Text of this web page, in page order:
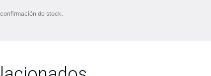
de stock.